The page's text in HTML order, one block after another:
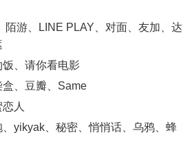
陌游、LINE PLAY、对面、友加、达
、请你看电影
盒、豆瓣、Same
人
yikyak、秘密、悄悄话、乌鸦、蜂